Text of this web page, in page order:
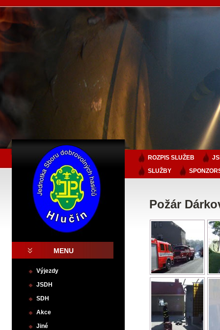
MENU
Výjezdy
JSDH
SDH
Akce
Jiné
ROZPIS SLUŽEB
SLUŽBY
Požár